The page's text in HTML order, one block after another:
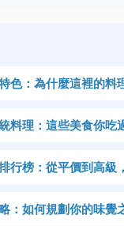
色：為什麼這裡的料
料理：這些美食你吃
行榜：從平價到高級
：如何規劃你的味覺